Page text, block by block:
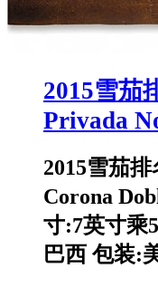
2015雪茄
Privada
2015雪茄
Corona
寸:7英寸乘
巴西 包装: